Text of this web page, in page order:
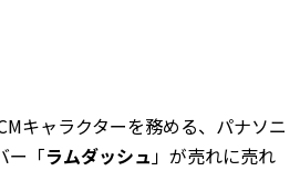
キャラクターを務める、パナソニ
ー「ラムダッシュ」が売れに売れ